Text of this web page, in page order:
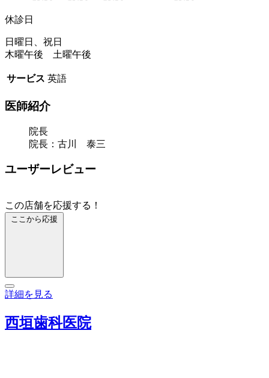
休診日
日曜日、祝日
木曜午後 土曜午後
サービス 英語
医師紹介
院長
院長：古川 泰三
ユーザーレビュー
この店舗を応援する！
ここから応援
詳細を見る
西垣歯科医院